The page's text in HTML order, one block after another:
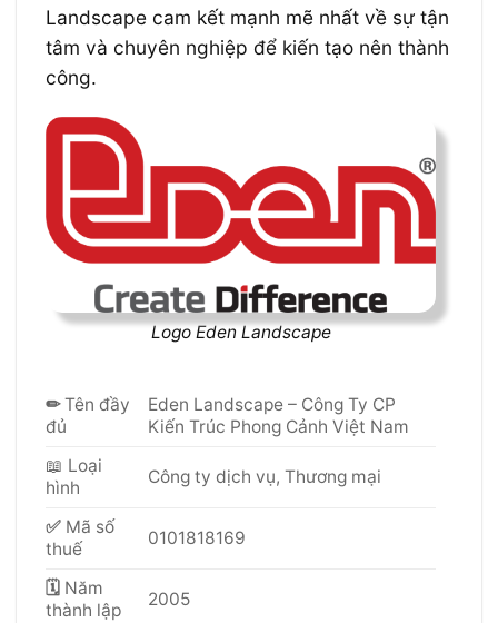
Landscape cam kết mạnh mẽ nhất về sự tận
tâm và chuyên nghiệp để kiến tạo nên thành
công.
Logo Eden Landscape
✏Tên đầy
đủ
Eden Landscape – Công Ty CP
Kiến Trúc Phong Cảnh Việt Nam
📖 Loại
hình
Công ty dịch vụ, Thương mại
✅ Mã số
thuế
0101818169
🗓 Năm
thành lập
2005